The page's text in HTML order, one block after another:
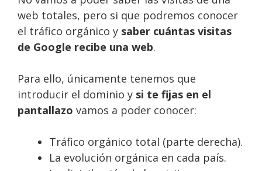
web totales, pero si que podremos conocer
el tráfico orgánico y saber cuántas visitas
de Google recibe una web.
Para ello, únicamente tenemos que
introducir el dominio y si te fijas en el
pantallazo vamos a poder conocer:
Tráfico orgánico total (parte derecha).
La evolución orgánica en cada país.